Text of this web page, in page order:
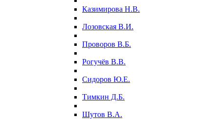
Казимирова Н.В.
Лозовская В.И.
Проворов В.Б.
Рогучёв В.В.
Сидоров Ю.Е.
Тимкин Д.Б.
Шутов В.А.